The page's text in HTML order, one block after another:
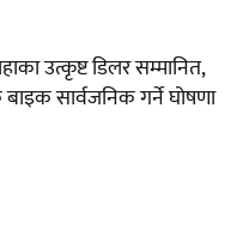
उत्कृष्ट डिलर सम्मानित,
सार्वजनिक गर्ने घोषणा